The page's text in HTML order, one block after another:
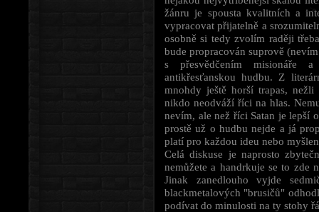
žánru je spousta kvalitních a
vypracovat přijatelně a
osobně si tedy zvolím raději
bude propracován suprově
s přesvědčením misionáře
antikřesťanskou hudbu. Z
mnohdy ještě horší trapas,
nikdo neodváží říci na hlas.
nevím, ale než říci Satan je lepší
prostě už o hudbu nejde a já
platí pro každou ideu nebo
Celá diskuse je naprosto
nemůžete a handrkuje se to zde
Jinak zanedlouho vyjde
blackmetalových "brusičů"
podívat do minulosti na ty stohy